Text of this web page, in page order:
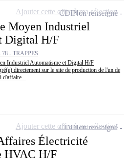
Moyen Industriel
Digital H/F
78 - TRAPPES
Industriel Automatisme et Digital H/F
directement sur le site de production de l'un de
CDINon renseigné
Ajouter cette offre à ma sélection
Électricité
HVAC H/F
CDINon renseigné
Ajouter cette offre à ma sélection